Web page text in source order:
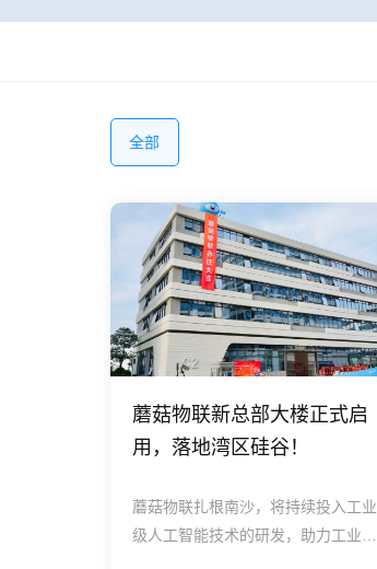
全部
蘑菇物联新总部大楼正式启
用，落地湾区硅谷！
蘑菇物联扎根南沙，将持续投入工业
级人工智能技术的研发，助力工业企